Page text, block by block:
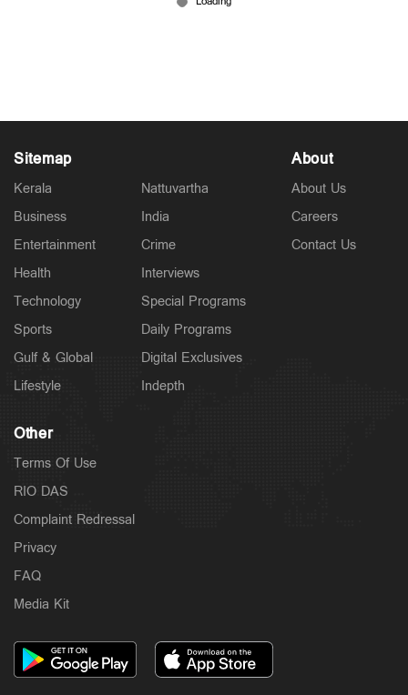
കങ്കണയുടെ കോലം കത്തിക്കാന്‍ ശ്രമം; തട്ടിപ്പറച്ച്
Sitemap
Kerala
Business
Entertainment
Health
Technology
Sports
Gulf & Global
Lifestyle
Nattuvartha
India
Crime
Interviews
Special Programs
Daily Programs
Digital Exclusives
Indepth
About
About Us
Careers
Contact Us
Other
Terms Of Use
RIO DAS
Complaint Redressal
Privacy
FAQ
Media Kit